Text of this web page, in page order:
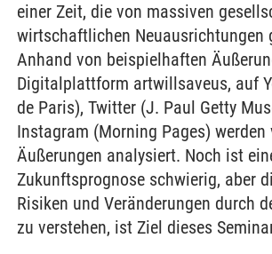
einer Zeit, die von massiven
wirtschaftlichen Neuausrichtungen
Anhand von beispielhaften
Digitalplattform artwillsaveus, auf
de Paris), Twitter (J. Paul Getty
Instagram (Morning Pages)
Äußerungen analysiert. Noch ist
Zukunftsprognose schwierig, aber
Risiken und Veränderungen durch
zu verstehen, ist Ziel dieses